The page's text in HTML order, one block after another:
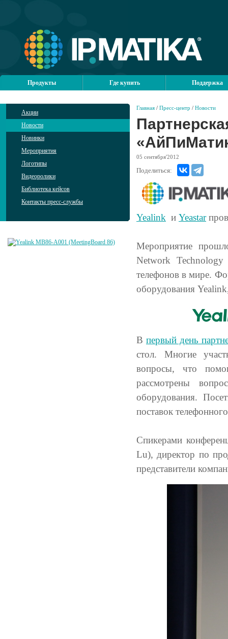
Продукты Где купить Поддержка
Акции
Новости
Новинки
Мероприятия
Логотипы
Видеоролики
Библиотека кейсов
Контакты пресс-службы
Главная / Пресс-центр / Новости
05 сентября'2012
Поделиться:
Yealink и Yeastar
Мероприятие
Network
телефонов в мире.
оборудования
В первый день
стол. Многие
вопросы, что
рассмотрены
оборудования.
поставок
Спикерами
Lu), директор по
представители